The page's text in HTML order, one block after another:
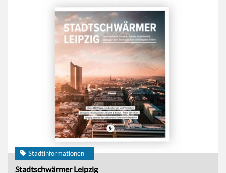
Stadtinformationen
Stadtschwärmer Leipzig